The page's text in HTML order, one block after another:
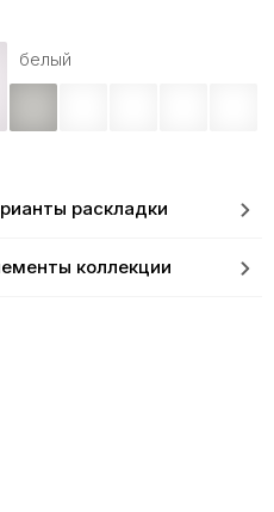
белый
раскладки
коллекции